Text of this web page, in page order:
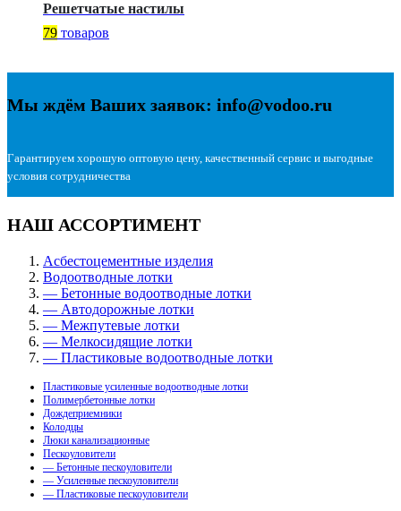
Решетчатые настилы
79 товаров
Мы ждём Ваших заявок: info@vodoo.ru
Гарантируем хорошую оптовую цену, качественный сервис и выгодные
условия сотрудничества
НАШ АССОРТИМЕНТ
Асбестоцементные изделия
Водоотводные лотки
— Бетонные водоотводные лотки
— Автодорожные лотки
— Межпутевые лотки
— Мелкосидящие лотки
— Пластиковые водоотводные лотки
Пластиковые усиленные водоотводные лотки
Полимербетонные лотки
Дождеприемники
Колодцы
Люки канализационные
Пескоуловители
— Бетонные пескоуловители
— Усиленные пескоуловители
— Пластиковые пескоуловители